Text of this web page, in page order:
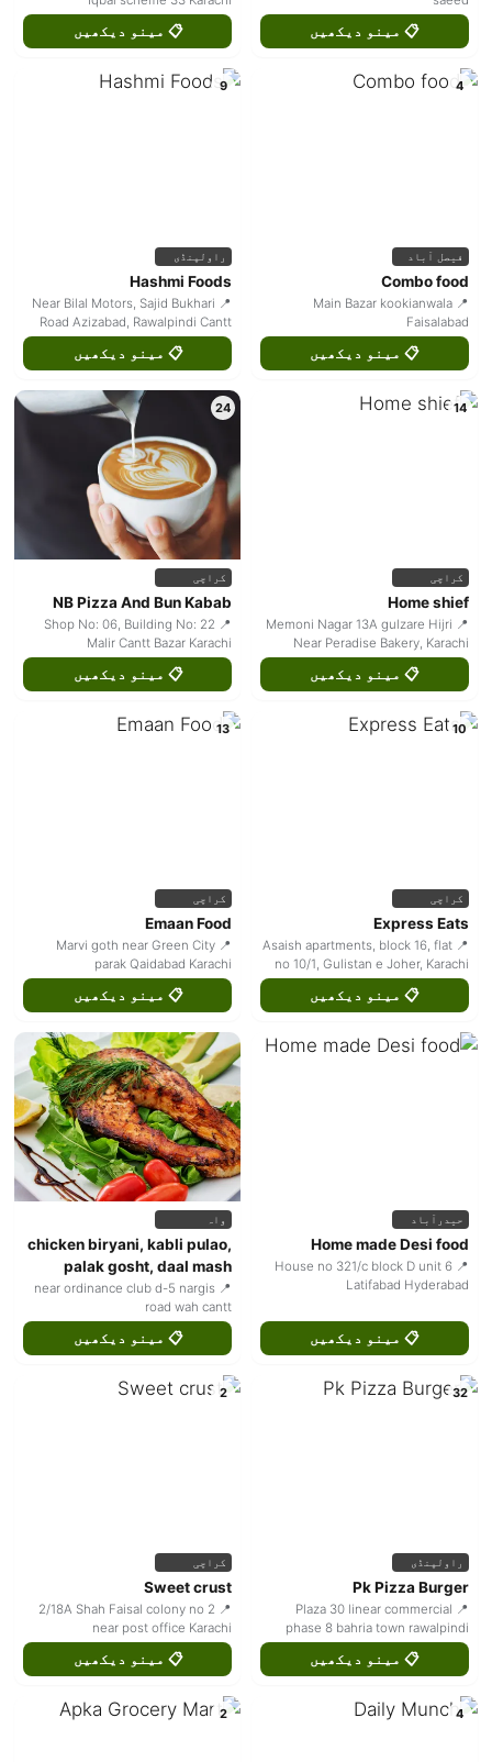
📋 مینو دیکھیں 📋 مینو دیکھیں
4
فیصل آباد
Combo food
📍 Main Bazar kookianwala
Faisalabad
📋 مینو دیکھیں
9
راولپنڈی
Hashmi Foods
📍 Near Bilal Motors, Sajid Bukhari
Road Azizabad, Rawalpindi Cantt
📋 مینو دیکھیں
14
کراچی
Home shief
📍 Memoni Nagar 13A gulzare Hijri
Near Peradise Bakery, Karachi
📋 مینو دیکھیں
24
کراچی
NB Pizza And Bun Kabab
📍 Shop No: 06, Building No: 22
Malir Cantt Bazar Karachi
📋 مینو دیکھیں
10
کراچی
Express Eats
📍 Asaish apartments, block 16, flat
no 10/1, Gulistan e Joher, Karachi
📋 مینو دیکھیں
13
کراچی
Emaan Food
📍 Marvi goth near Green City
parak Qaidabad Karachi
📋 مینو دیکھیں
حیدرآباد
Home made Desi food
📍 House no 321/c block D unit 6
Latifabad Hyderabad
📋 مینو دیکھیں
واہ
chicken biryani, kabli pulao,
palak gosht, daal mash
📍 near ordinance club d-5 nargis
road wah cantt
📋 مینو دیکھیں
32
راولپنڈی
Pk Pizza Burger
📍 Plaza 30 linear commercial
phase 8 bahria town rawalpindi
📋 مینو دیکھیں
2
کراچی
Sweet crust
📍 2/18A Shah Faisal colony no 2
near post office Karachi
📋 مینو دیکھیں
4
2